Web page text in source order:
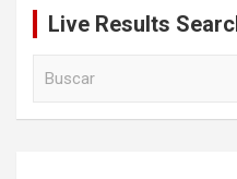
Live Results